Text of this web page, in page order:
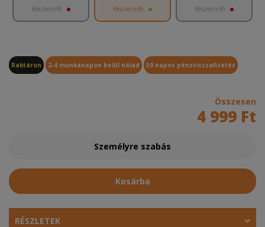
Készletinfó: Készletinfó: Készletinfó:
Raktáron 2-4 munkanapon belül nálad 30 napos pénzvisszafizetés
Összesen
4 999 Ft
Személyre szabás
Kosárba
RÉSZLETEK